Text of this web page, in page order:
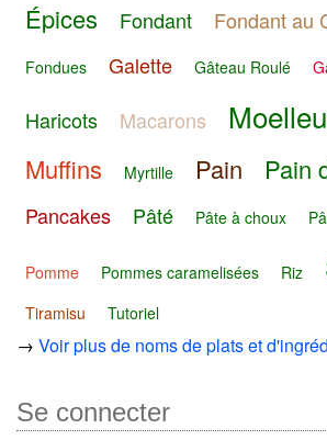
Épices Fondant Fondant au
Fondues Galette Gâteau Roulé
Haricots
Macarons
Muffins Myrtille Pain Pain
Pancakes Pâté Pâte à choux
Pomme Pommes caramelisées Riz
Tiramisu Tutoriel
→ Voir plus de noms de plats et
Se connecter